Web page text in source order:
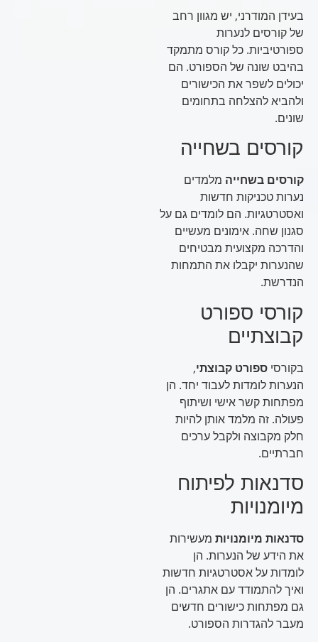
בעידן המודרני, יש מגוון רחב
של קורסים לנערות
ספורטיביות. כל קורס מתמקד
בהיבט שונה של הספורט. הם
יכולים לשפר את הכישורים
ולהביא להצלחה בתחומים
שונים.
קורסים בשחייה
קורסים בשחייהמלמדים
נערות טכניקות חדשות
ואסטרטגיות. הם לומדים גם על
סגנון שחה. אימונים מעשיים
והדרכה מקצועית מבטיחים
שהנערות יקבלו את התמחות
הנדרשת.
קורסי ספורט
קבוצתיים
בקורסיספורט קבוצתי,
הנערות לומדות לעבוד יחד. הן
מפתחות קשר אישי ושיתוף
פעולה. זה מלמד אותן להיות
חלק מקבוצה ולקבל ערכים
חברתיים.
סדנאות לפיתוח
מיומנויות
סדנאות מיומנויותמעשירות
את הידע של הנערות. הן
לומדות על אסטרטגיות חדשות
ואיך להתמודד עם אתגרים. הן
גם מפתחות כישורים חדשים
מעבר להגדרות הספורט.